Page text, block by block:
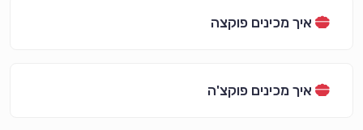
איך מכינים פוקצה
איך מכינים פוקצ'ה